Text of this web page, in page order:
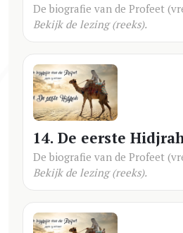
De biografie van de Profeet
Bekijk de lezing (reeks).
14. De eerste
De biografie van de Profeet
Bekijk de lezing (reeks).